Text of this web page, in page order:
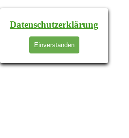
Datenschutzerklärung
Einverstanden